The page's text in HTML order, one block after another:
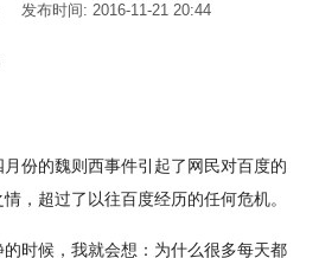
发布时间: 2016-11-21 20:44
份的魏则西事件引起了网民对百度的
，超过了以往百度经历的任何危机。
时候，我就会想：为什么很多每天都